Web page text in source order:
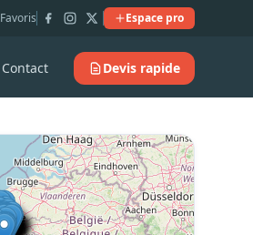
Favoris Espace pro
Contact Devis rapide